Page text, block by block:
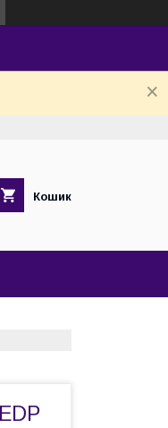
Кошик